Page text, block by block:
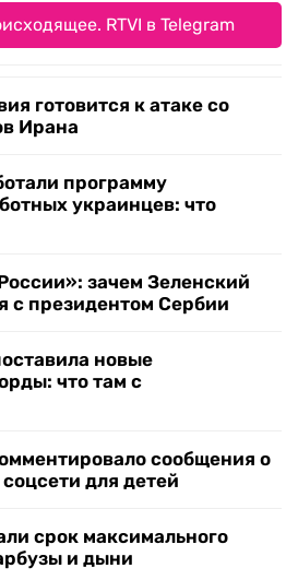
RTVI в Telegram
готовится к атаке со
Ирана
программу
украинцев: что
зачем Зеленский
с президентом Сербии
новые
что там с
сообщения о
для детей
срок максимального
и дыни